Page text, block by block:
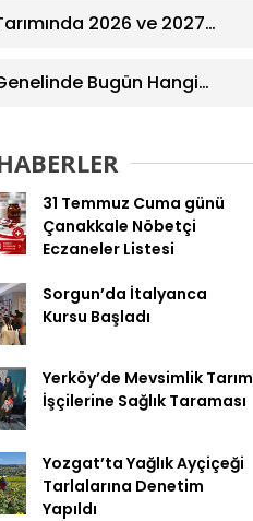
2026 ve 2027
Bugün Hangi
31 Temmuz Cuma günü
Çanakkale Nöbetçi
Eczaneler Listesi
Sorgun’da İtalyanca
Kursu Başladı
Yerköy’de Mevsimlik Tarım
İşçilerine Sağlık Taraması
Yozgat’ta Yağlık Ayçiçeği
Tarlalarına Denetim
Yapıldı